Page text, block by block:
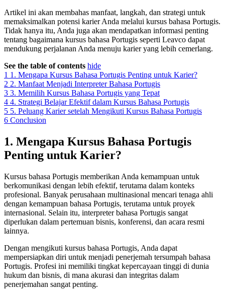
Artikel ini akan membahas manfaat, langkah, dan strategi untuk
memaksimalkan potensi karier Anda melalui kursus bahasa Portugis.
Tidak hanya itu, Anda juga akan mendapatkan informasi penting
tentang bagaimana kursus bahasa Portugis seperti Leavco dapat
mendukung perjalanan Anda menuju karier yang lebih cemerlang.
See the table of contents hide
1 1. Mengapa Kursus Bahasa Portugis Penting untuk Karier?
2 2. Manfaat Menjadi Interpreter Bahasa Portugis
3 3. Memilih Kursus Bahasa Portugis yang Tepat
4 4. Strategi Belajar Efektif dalam Kursus Bahasa Portugis
5 5. Peluang Karier setelah Mengikuti Kursus Bahasa Portugis
6 Conclusion
1. Mengapa Kursus Bahasa Portugis
Penting untuk Karier?
Kursus bahasa Portugis memberikan Anda kemampuan untuk
berkomunikasi dengan lebih efektif, terutama dalam konteks
profesional. Banyak perusahaan multinasional mencari tenaga ahli
dengan kemampuan bahasa Portugis, terutama untuk proyek
internasional. Selain itu, interpreter bahasa Portugis sangat
diperlukan dalam pertemuan bisnis, konferensi, dan acara resmi
lainnya.
Dengan mengikuti kursus bahasa Portugis, Anda dapat
mempersiapkan diri untuk menjadi penerjemah tersumpah bahasa
Portugis. Profesi ini memiliki tingkat kepercayaan tinggi di dunia
hukum dan bisnis, di mana akurasi dan integritas dalam
penerjemahan sangat penting.